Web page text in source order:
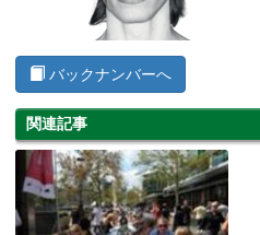
バックナンバーへ
関連記事